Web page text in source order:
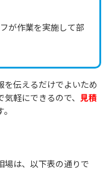
が作業を実施して部
を伝えるだけでよいため
軽にできるので、 見積
場は、以下表の通りで